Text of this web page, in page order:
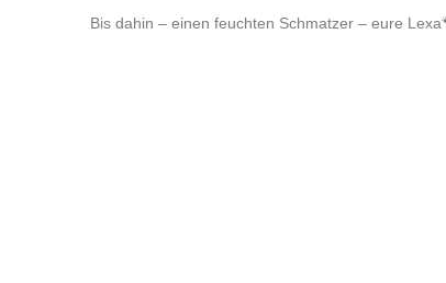
Bis dahin – einen feuchten Schmatzer – eure